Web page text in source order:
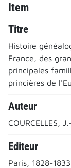
Item
Titre
Histoire
France, des
principales
princières de
Auteur
COURCELLES,
Editeur
Paris, 1828-1833